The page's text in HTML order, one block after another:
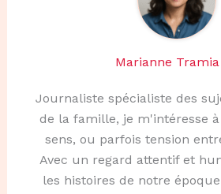
Marianne Tramia
Journaliste spécialiste des
de la famille, je m'intéresse
sens, ou parfois tension
Avec un regard attentif et
les histoires de notre